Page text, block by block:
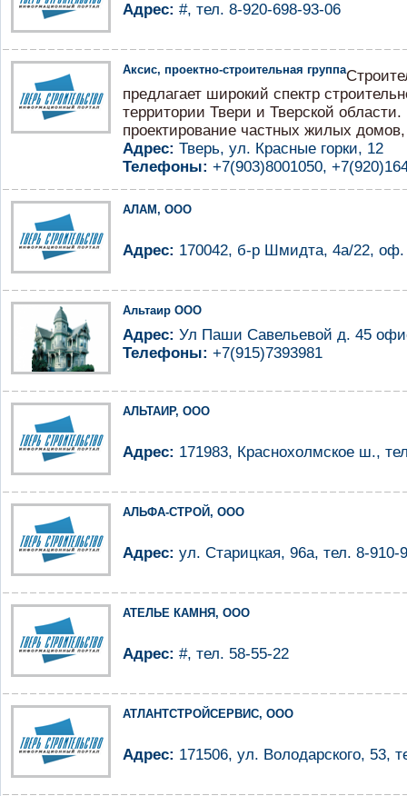
Адрес: #, тел. 8-920-698-93-06
Аксис, проектно-строительная группа
предлагает широкий спектр
территории Твери и Тверской
проектирование частных жилых
Адрес: Тверь, ул. Красные горки, 12
Телефоны: +7(903)8001050,
АЛАМ, ООО
Адрес: 170042, б-р Шмидта, 4а/22, оф.
Альтаир ООО
Адрес: Ул Паши Савельевой д. 45
Телефоны: +7(915)7393981
АЛЬТАИР, ООО
Адрес: 171983, Краснохолмское ш.,
АЛЬФА-СТРОЙ, ООО
Адрес: ул. Старицкая, 96а, тел. 8-910-
АТЕЛЬЕ КАМНЯ, ООО
Адрес: #, тел. 58-55-22
АТЛАНТСТРОЙСЕРВИС, ООО
Адрес: 171506, ул. Володарского, 53,